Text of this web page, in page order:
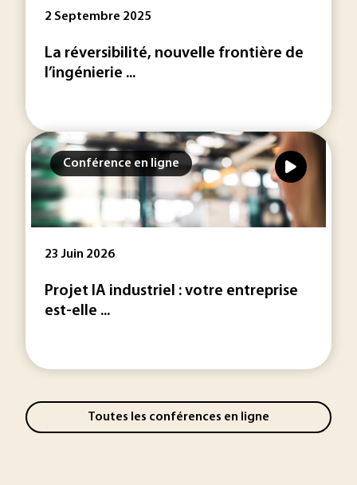
2 Septembre 2025
La réversibilité, nouvelle frontière de
l’ingénierie ...
Conférence en ligne
23 Juin 2026
Projet IA industriel : votre entreprise
est-elle ...
Toutes les conférences en ligne